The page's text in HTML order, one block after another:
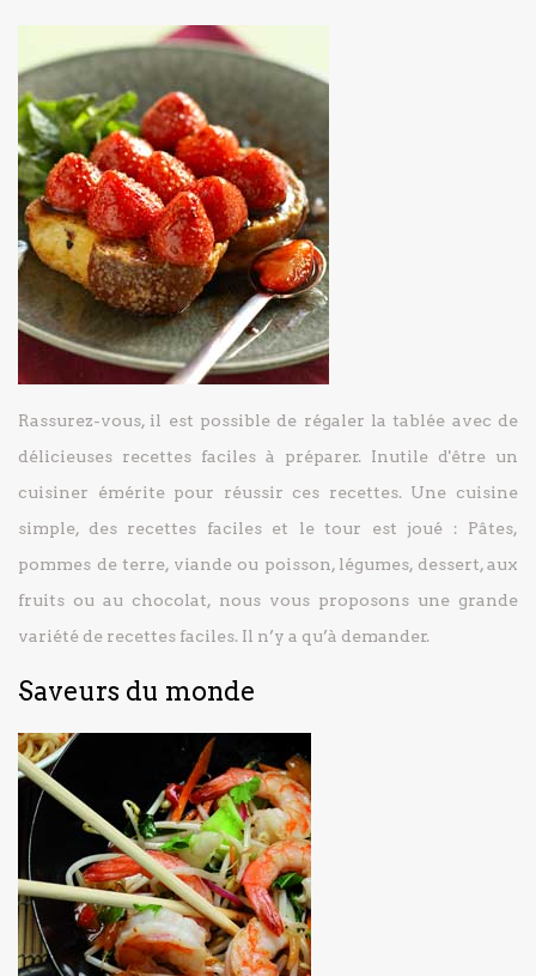
Rassurez-vous, il est possible de régaler la tablée avec de
délicieuses recettes faciles à préparer. Inutile d'être un
cuisiner émérite pour réussir ces recettes. Une cuisine
simple, des recettes faciles et le tour est joué : Pâtes,
pommes de terre, viande ou poisson, légumes, dessert, aux
fruits ou au chocolat, nous vous proposons une grande
variété de recettes faciles. Il n’y a qu’à demander.
Saveurs du monde